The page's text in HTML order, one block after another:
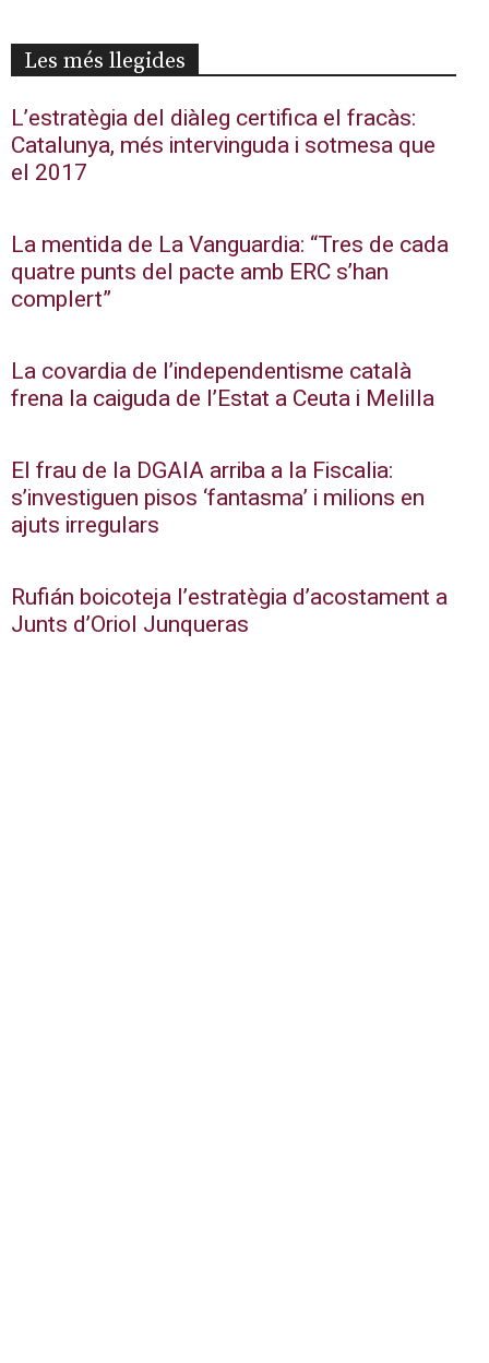
Les més llegides
L’estratègia del diàleg certifica el fracàs:
Catalunya, més intervinguda i sotmesa que
el 2017
La mentida de La Vanguardia: “Tres de cada
quatre punts del pacte amb ERC s’han
complert”
La covardia de l’independentisme català
frena la caiguda de l’Estat a Ceuta i Melilla
El frau de la DGAIA arriba a la Fiscalia:
s’investiguen pisos ‘fantasma’ i milions en
ajuts irregulars
Rufián boicoteja l’estratègia d’acostament a
Junts d’Oriol Junqueras